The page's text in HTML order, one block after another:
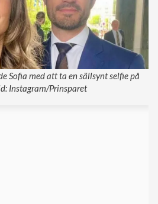
Sofia med att ta en sällsynt selfie på
Instagram/Prinsparet